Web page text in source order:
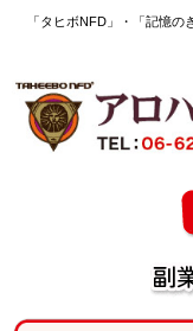
「タヒボNFD」・「記憶